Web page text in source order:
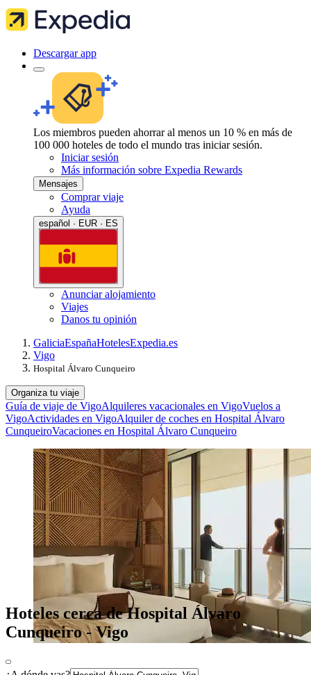
Descargar app
Los miembros pueden ahorrar al menos un 10 % en más de
100 000 hoteles de todo el mundo tras iniciar sesión.
Iniciar sesión
Más información sobre Expedia Rewards
Mensajes
Comprar viaje
Ayuda
español · EUR · ES
Anunciar alojamiento
Viajes
Danos tu opinión
GaliciaEspañaHotelesExpedia.es
Vigo
Hospital Álvaro Cunqueiro
Organiza tu viaje
Guía de viaje de VigoAlquileres vacacionales en VigoVuelos a
VigoActividades en VigoAlquiler de coches en Hospital Álvaro
CunqueiroVacaciones en Hospital Álvaro Cunqueiro
Hoteles cerca de Hospital Álvaro
Cunqueiro - Vigo